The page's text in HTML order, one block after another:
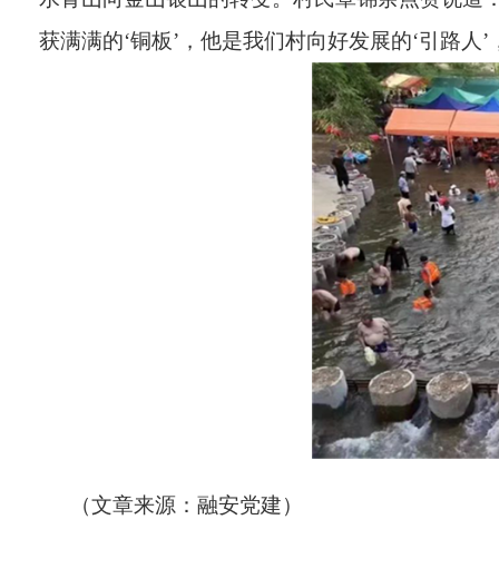
获满满的‘铜板’ ，他是我们村向好发展的‘引路人 ’
（文章来源：融安党建）